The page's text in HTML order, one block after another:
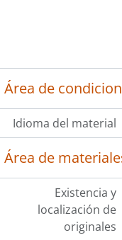
Área de
Idioma del material
Área de
Existencia y
localización de
originales